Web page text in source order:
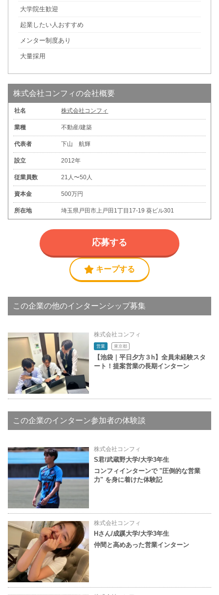
大学院生歓迎
起業したい人おすすめ
メンター制度あり
大量採用
株式会社コンフィの会社概要
社名 株式会社コンフィ
業種 不動産/建築
代表者 下山 航輝
設立 2012年
従業員数 21人〜50人
資本金 500万円
所在地 埼玉県戸田市上戸田1丁目17-19 葵ビル301
キープする
応募する
この企業の他のインターンシップ募集
株式会社コンフィ
営業 東京都
【池袋｜平日夕方３h】全員未経験スタ
ート！提案営業の長期インターン
この企業のインターン参加者の体験談
株式会社コンフィ
S君/武蔵野大学/大学3年生
コンフィインターンで "圧倒的な営業
力" を身に着けた体験記
株式会社コンフィ
Hさん/成蹊大学/大学3年生
仲間と高めあった営業インターン